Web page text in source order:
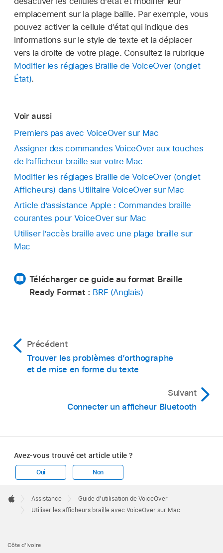
emplacement sur la plage baille. Par exemple, vous
pouvez activer la cellule d’état qui indique des
informations sur le style de texte et la déplacer
vers la droite de votre plage. Consultez la rubrique
Modifier les réglages Braille de VoiceOver (onglet
État).
Voir aussi
Premiers pas avec VoiceOver sur Mac
Assigner des commandes VoiceOver aux touches
de l’afficheur braille sur votre Mac
Modifier les réglages Braille de VoiceOver (onglet
Afficheurs) dans Utilitaire VoiceOver sur Mac
Article d’assistance Apple : Commandes braille
courantes pour VoiceOver sur Mac
Utiliser l’accès braille avec une plage braille sur
Mac
Télécharger ce guide au format Braille
Ready Format : BRF (Anglais)
Précédent
Trouver les problèmes d’orthographe
et de mise en forme du texte
Suivant
Connecter un afficheur Bluetooth
Avez-vous trouvé cet article utile ?
Oui Non
Footer

Apple
Assistance
Guide dʼutilisation de VoiceOver
Utiliser les afficheurs braille avec VoiceOver sur Mac
Côte d’Ivoire